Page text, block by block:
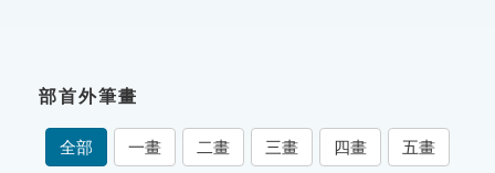
成語故事
索引選單
部首外筆畫
全部 一畫 二畫 三畫 四畫 五畫